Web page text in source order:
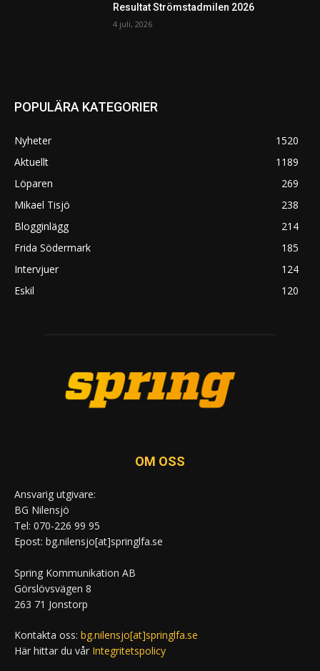
Resultat Strömstadmilen 2026
4 juli, 2026
POPULÄRA KATEGORIER
Nyheter
1520
Aktuellt
1189
Löparen
269
Mikael Tisjö
238
Blogginlägg
214
Frida Södermark
185
Intervjuer
124
Eskil
120
OM OSS
Ansvarig utgivare:
BG Nilensjö
Tel: 070-226 99 95
Epost: bg.nilensjo[at]springlfa.se
Spring Kommunikation AB
Görslövsvägen 8
263 71 Jonstorp
Kontakta oss: bg.nilensjo[at]springlfa.se
Här hittar du vår Integritetspolicy